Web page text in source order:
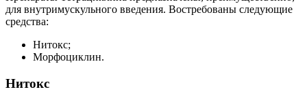
для внутримускульного введения. Востребованы следующие
средства:
Нитокс;
Морфоциклин.
Нитокс